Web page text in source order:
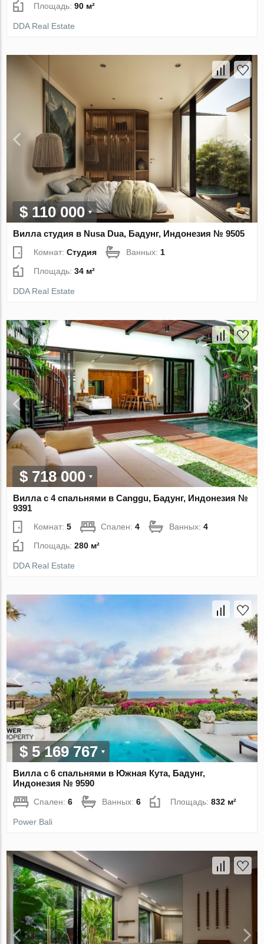
Площадь:90 м²
DDA Real Estate
$ 110 000
Вилла студия в Nusa Dua, Бадунг, Индонезия № 9505
Комнат:Студия Ванных: 1
Площадь:34 м²
DDA Real Estate
$ 718 000
Вилла с 4 спальнями в Canggu, Бадунг, Индонезия №
9391
Комнат:5 Спален:4 Ванных:4
Площадь:280 м²
DDA Real Estate
$ 5 169 767
Вилла с 6 спальнями в Южная Кута, Бадунг,
Индонезия № 9590
Спален:6 Ванных:6 Площадь:832 м²
Power Bali